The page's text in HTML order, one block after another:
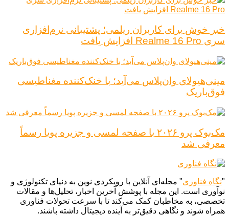
خبر خوش برای کاربران ریلمی؛ پشتیبانی نرم‌افزاری
سری Realme 16 Pro افزایش یافت
مینی‌هیولای وان‌پلاس می‌آید؛ با خنک‌کننده مغناطیسی
فوق‌باریک
مک‌بوک پرو ۲۰۲۶ با صفحه لمسی و جزیره پویا رسماً
معرفی شد
"نگاه فناوری" مجله‌ای آنلاین با رویکردی نوین به دنیای تکنولوژی و
نوآوری است. این مجله با پوشش آخرین اخبار، تحلیل‌ها و مقالات
تخصصی، به مخاطبان کمک می‌کند تا با سرعت تحولات فناوری
همراه شوند و نگاهی دقیق‌تر به آینده دیجیتال داشته باشند.